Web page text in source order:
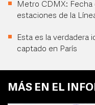
Metro CDMX: Fecha
estaciones de la
Esta es la verdadera
captado en París
MÁS EN EL